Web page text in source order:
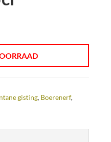
gisting, Boerenerf,